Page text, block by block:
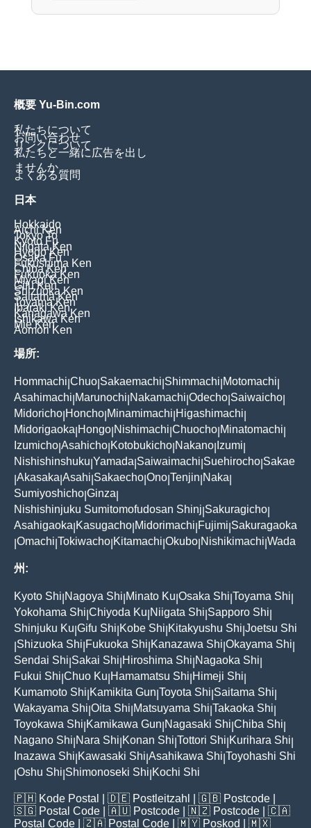
概要 Yu-Bin.com
私たちについて
お問い合わせ
リンクについて
私たちと一緒に広告を出し
ませんか
よくある質問
日本
Hokkaido
Aichi Ken
Tokyo To
Kyoto Fu
Niigata Ken
Hyogo Ken
Osaka Fu
Fukushima Ken
Chiba Ken
Fukuoka Ken
Miyagi Ken
Gifu Ken
Shizuoka Ken
Saitama Ken
Toyama Ken
Ibaraki Ken
Kanagawa Ken
Ishikawa Ken
Mie Ken
Aomori Ken
場所:
Hommachi Chuo Sakaemachi Shimmachi Motomachi
Asahimachi Marunochi Nakamachi Odecho Saiwaicho
Midoricho Honcho Minamimachi Higashimachi
Midorigaoka Hongo Nishimachi Chuocho Minatomachi
Izumicho Asahicho Kotobukicho Nakano Izumi
Nishishinshuku Yamada Saiwaimachi Suehirocho Sakae
Akasaka Asahi Sakaecho Ono Tenjin Naka
Sumiyoshicho Ginza
Nishishinjuku Sumitomofudosan Shinj Sakuragicho
Asahigaoka Kasugacho Midorimachi Fujimi Sakuragaoka
Omachi Tokiwacho Kitamachi Okubo Nishikimachi Wada
州:
Kyoto Shi Nagoya Shi Minato Ku Osaka Shi Toyama Shi
Yokohama Shi Chiyoda Ku Niigata Shi Sapporo Shi
Shinjuku Ku Gifu Shi Kobe Shi Kitakyushu Shi Joetsu Shi
Shizuoka Shi Fukuoka Shi Kanazawa Shi Okayama Shi
Sendai Shi Sakai Shi Hiroshima Shi Nagaoka Shi
Fukui Shi Chuo Ku Hamamatsu Shi Himeji Shi
Kumamoto Shi Kamikita Gun Toyota Shi Saitama Shi
Wakayama Shi Oita Shi Matsuyama Shi Takaoka Shi
Toyokawa Shi Kamikawa Gun Nagasaki Shi Chiba Shi
Nagano Shi Nara Shi Konan Shi Tottori Shi Kurihara Shi
Inazawa Shi Kawasaki Shi Asahikawa Shi Toyohashi Shi
Oshu Shi Shimonoseki Shi Kochi Shi
🇵🇭 Kode Postal | 🇩🇪 Postleitzahl | 🇬🇧 Postcode
🇸🇬 Postal Code | 🇦🇺 Postcode | 🇳🇿 Postcode | 🇨🇦
Postal Code | 🇿🇦 Postal Code | 🇲🇾 Poskod | 🇲🇽